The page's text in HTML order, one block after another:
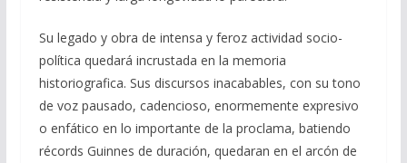
Su legado y obra de intensa y feroz actividad socio-
política quedará incrustada en la memoria
historiografica. Sus discursos inacabables, con su tono
de voz pausado, cadencioso, enormemente expresivo
o enfático en lo importante de la proclama, batiendo
récords Guinnes de duración, quedaran en el arcón de